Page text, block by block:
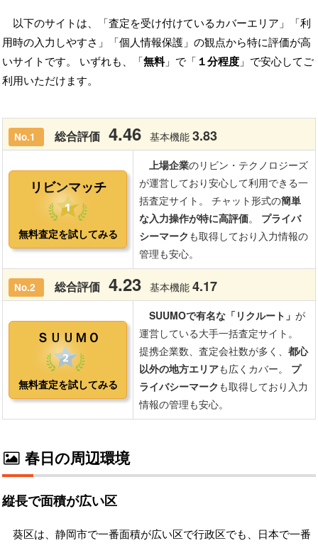
以下のサイトは、「査定を受け付けているカバーエリア」「利
用時の入力しやすさ」「個人情報保護」の観点から特に評価が高
いサイトです。 いずれも、「無料」で「 １分程度 」で安心してご
利用いただけます。
春日の周辺環境
縦長で面積が広い区
葵区は、静岡市で一番面積が広い区で行政区でも、日本で一番